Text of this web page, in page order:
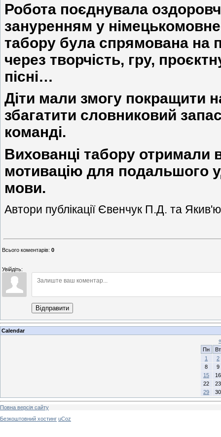
Робота поєднувала
зануренням у
табору була спрямована на
через творчість, гру,
пісні…
Діти мали змогу покращити
збагатити словниковий
команді.
Вихованці табору отримали
мотивацію для подальшого
мови.
Автори публікації Євенчук П.Д. та
Всього коментарів: 0
Увійдіть:
Відправити
Calendar
«
Пн
Вт
1
2
8
9
15
16
22
23
29
30
Повна версія сайту
Безкоштовний хостинг uCoz